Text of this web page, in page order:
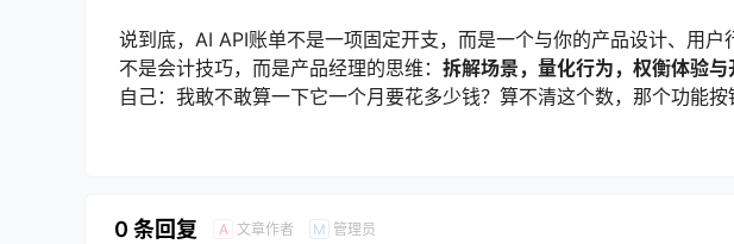
说到底，AI API账单不是一项固定开支，而是一个与你的产品设计、用
不是会计技巧，而是产品经理的思维： 拆解场景，量化行为，权衡体验与
自己：我敢不敢算一下它一个月要花多少钱？算不清这个数，那个功能按
0 条回复 A 文章作者 M 管理员